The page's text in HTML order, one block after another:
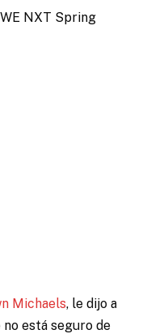
NXT Spring
Michaels, le dijo a
está seguro de